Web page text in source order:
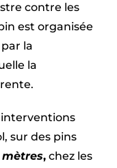
contre les
est organisée
la
la
interventions
sur des pins
mètres, chez les